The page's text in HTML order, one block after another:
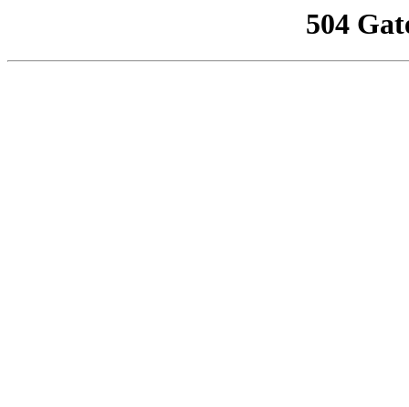
504